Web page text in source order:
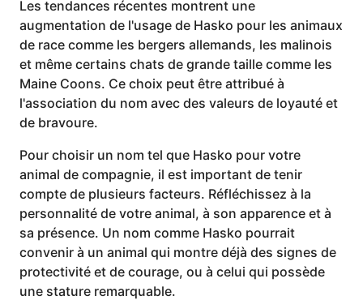
Les tendances récentes montrent une
augmentation de l'usage de Hasko pour les animaux
de race comme les bergers allemands, les malinois
et même certains chats de grande taille comme les
Maine Coons. Ce choix peut être attribué à
l'association du nom avec des valeurs de loyauté et
de bravoure.
Pour choisir un nom tel que Hasko pour votre
animal de compagnie, il est important de tenir
compte de plusieurs facteurs. Réfléchissez à la
personnalité de votre animal, à son apparence et à
sa présence. Un nom comme Hasko pourrait
convenir à un animal qui montre déjà des signes de
protectivité et de courage, ou à celui qui possède
une stature remarquable.